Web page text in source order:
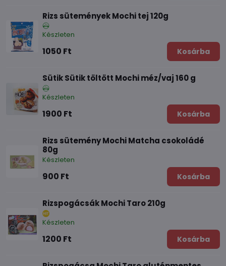
Rizs sütemények Mochi tej 120g
Készleten
1050 Ft Kosárba
Sütik Sütik töltött Mochi méz/vaj 160 g
Készleten
1900 Ft Kosárba
Rizs sütemény Mochi Matcha csokoládé
80g
Készleten
900 Ft Kosárba
Rizspogácsák Mochi Taro 210g
Készleten
1200 Ft Kosárba